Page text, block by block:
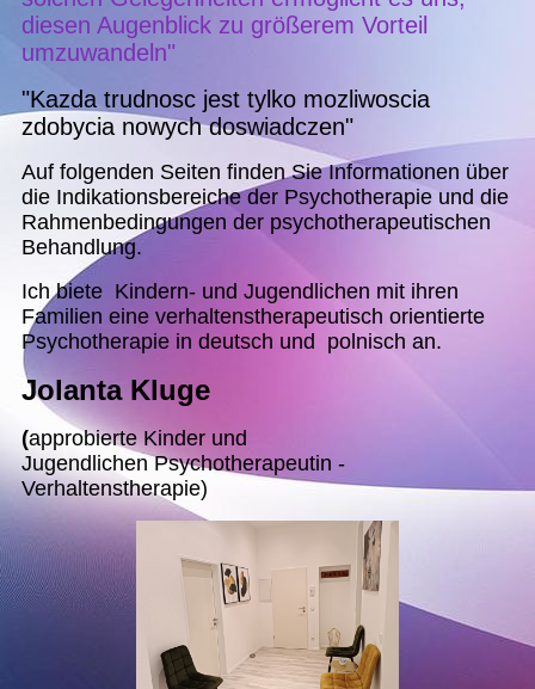
diesen Augenblick zu größerem Vorteil
umzuwandeln"
"Kazda trudnosc jest tylko mozliwoscia
zdobycia nowych doswiadczen"
Auf folgenden Seiten finden Sie Informationen über
die Indikationsbereiche der Psychotherapie und die
Rahmenbedingungen der psychotherapeutischen
Behandlung.
Ich biete Kindern- und Jugendlichen mit ihren
Familien eine verhaltenstherapeutisch orientierte
Psychotherapie in deutsch und polnisch an.
Jolanta Kluge
(approbierte Kinder und
Jugendlichen Psychotherapeutin -
Verhaltenstherapie)